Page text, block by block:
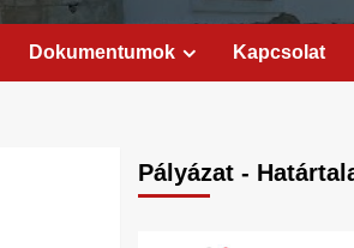
Dokumentumok Kapcsolat
Pályázat -